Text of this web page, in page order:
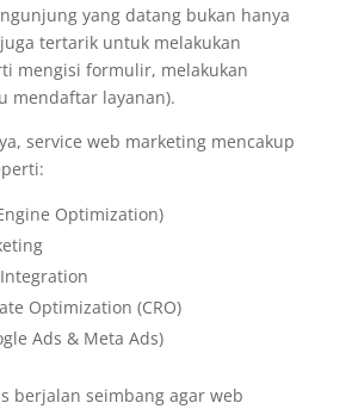
yang datang bukan hanya
tertarik untuk melakukan
mengisi formulir, melakukan
mendaftar layanan).
service web marketing mencakup
Optimization)
Optimization (CRO)
Ads & Meta Ads)
berjalan seimbang agar web